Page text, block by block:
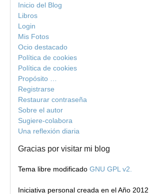
Inicio del Blog
Libros
Login
Mis Fotos
Ocio destacado
Política de cookies
Política de cookies
Propósito …
Registrarse
Restaurar contraseña
Sobre el autor
Sugiere-colabora
Una reflexión diaria
Gracias por visitar mi blog
Tema libre modificado GNU GPL v2.
Iniciativa personal creada en el Año 2012